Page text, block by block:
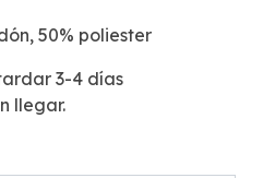
50% poliester
3-4 días
llegar.